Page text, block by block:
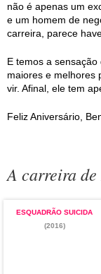
não é apenas um
e um homem de
carreira, parece
E temos a
maiores e melhores
vir. Afinal, ele tem
Feliz Aniversário,
A carreira de
ESQUADRÃO SUICIDA
(2016)